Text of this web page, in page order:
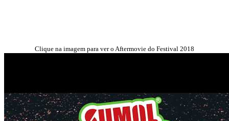
Clique na imagem para ver o Aftermovie do Festival 2018